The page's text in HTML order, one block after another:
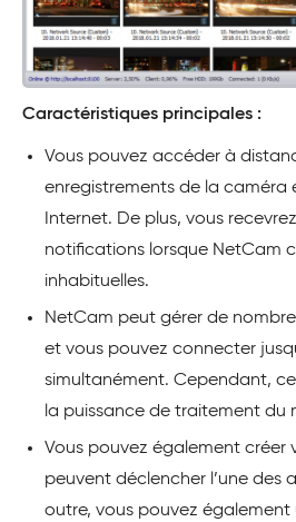
Caractéristiques principales :
Vous pouvez accéder à
enregistrements de la caméra
Internet. De plus, vous
notifications lorsque NetCam
inhabituelles.
NetCam peut gérer de
et vous pouvez connecter
simultanément. Cependant,
la puissance de traitement du
Vous pouvez également créer
peuvent déclencher l’une des
outre, vous pouvez également